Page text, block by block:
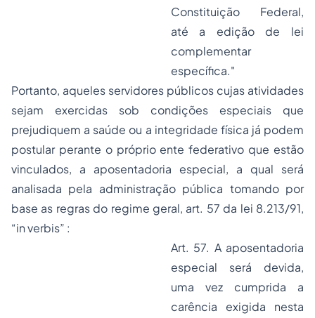
Constituição Federal,
até a edição de lei
complementar
específica."
Portanto, aqueles servidores públicos cujas atividades
sejam exercidas sob condições especiais que
prejudiquem a saúde ou a integridade física já podem
postular perante o próprio ente federativo que estão
vinculados, a aposentadoria especial, a qual será
analisada pela administração pública tomando por
base as regras do regime geral, art. 57 da lei 8.213/91,
“in verbis” :
Art. 57. A aposentadoria
especial será devida,
uma vez cumprida a
carência exigida nesta